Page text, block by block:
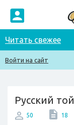
Читать свежее
Войти на сайт
Русский той
50 18